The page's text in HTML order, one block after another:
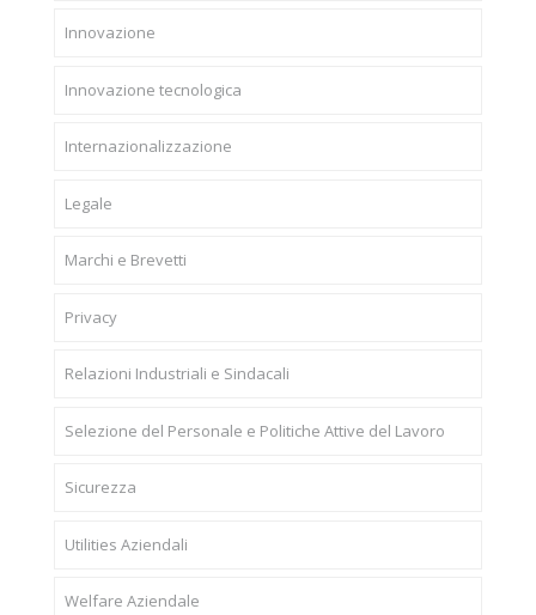
Innovazione
Innovazione tecnologica
Internazionalizzazione
Legale
Marchi e Brevetti
Privacy
Relazioni Industriali e Sindacali
Selezione del Personale e Politiche Attive del Lavoro
Sicurezza
Utilities Aziendali
Welfare Aziendale